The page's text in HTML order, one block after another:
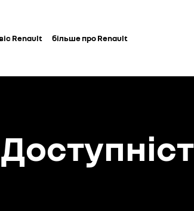
Renault більше про Renault